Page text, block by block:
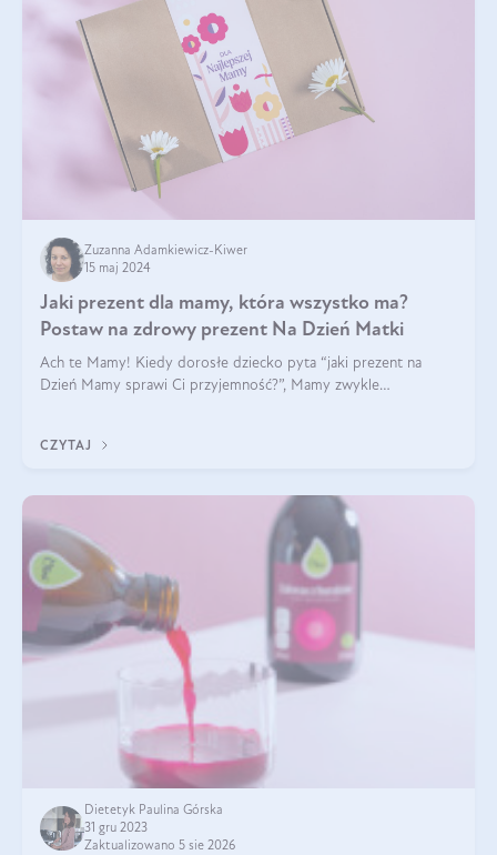
Zuzanna Adamkiewicz-Kiwer
15 maj 2024
Jaki prezent dla mamy, która wszystko ma?
Postaw na zdrowy prezent Na Dzień Matki
Ach te Mamy! Kiedy dorosłe dziecko pyta “jaki prezent na
Dzień Mamy sprawi Ci przyjemność?”, Mamy zwykle
CZYTAJ
Dietetyk Paulina Górska
31 gru 2023
Zaktualizowano 5 sie 2026